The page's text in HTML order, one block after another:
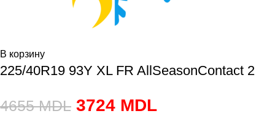
В корзину
225/40R19 93Y XL FR AllSeasonContact 2
4655MDL 3724 MDL